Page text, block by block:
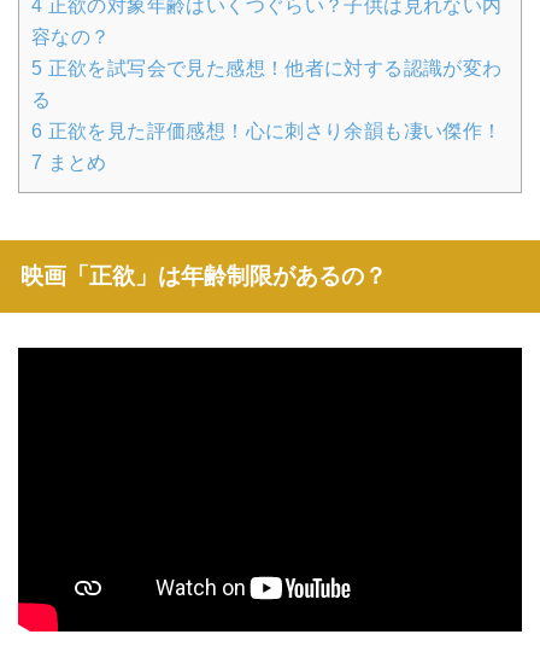
4 正欲の対象年齢はいくつぐらい？子供は見れない内
容なの？
5 正欲を試写会で見た感想！他者に対する認識が変わ
る
6 正欲を見た評価感想！心に刺さり余韻も凄い傑作！
7 まとめ
映画「正欲」は年齢制限があるの？